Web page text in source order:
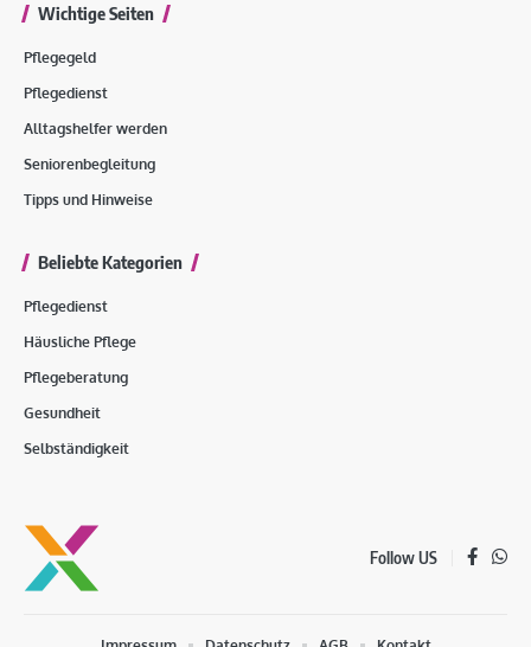
Wichtige Seiten
Pflegegeld
Pflegedienst
Alltagshelfer werden
Seniorenbegleitung
Tipps und Hinweise
Beliebte Kategorien
Pflegedienst
Häusliche Pflege
Pflegeberatung
Gesundheit
Selbständigkeit
Follow US